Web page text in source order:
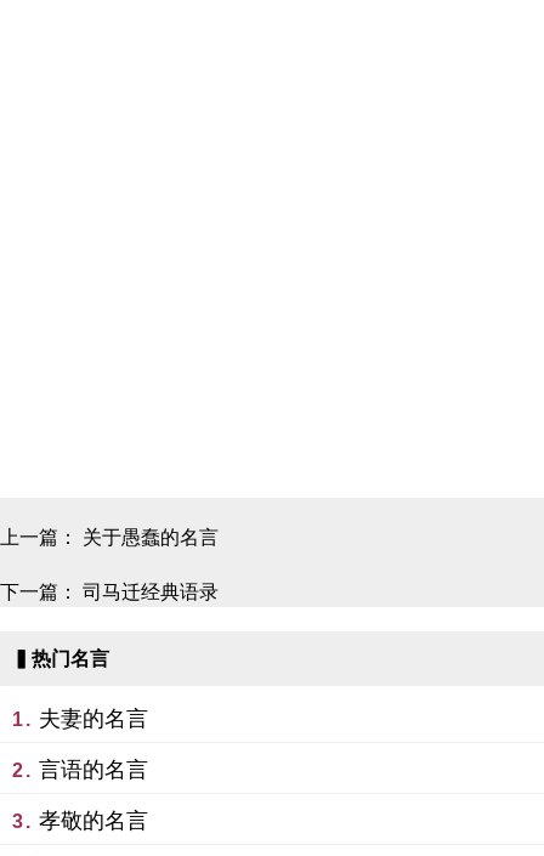
上一篇： 关于愚蠢的名言
下一篇： 司马迁经典语录
▍热门名言
1. 夫妻的名言
2. 言语的名言
3. 孝敬的名言